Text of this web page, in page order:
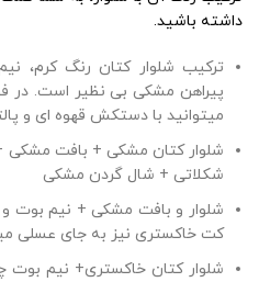
داشته باشید.
ترکیب شلوار کتان رنگ کرم،
پیراهن مشکی بی نظیر است. در
میتوانید با دستکش قهوه ای و
شلوار کتان مشکی + بافت مشکی
شکلاتی + شال گردن مشکی
شلوار و بافت مشکی + نیم بوت
کت خاکستری نیز به جای عسلی
شلوار کتان خاکستری+ نیم بوت